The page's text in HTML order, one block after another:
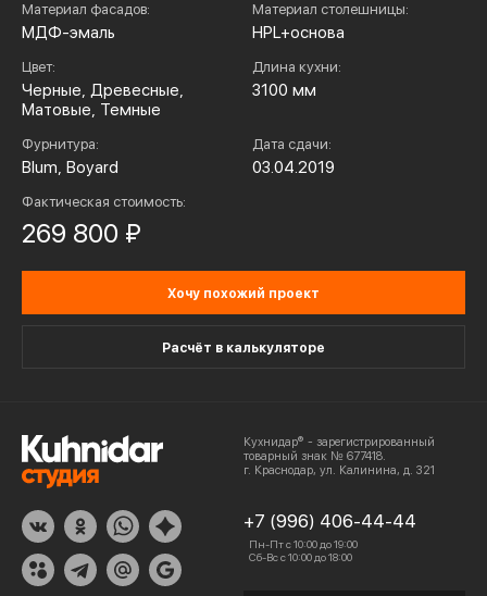
Материал фасадов:
МДФ-эмаль
Материал столешницы:
HPL+основа
Цвет:
Черные, Древесные,
Матовые, Темные
Длина кухни:
3100 мм
Фурнитура:
Blum, Boyard
Дата сдачи:
03.04.2019
Фактическая стоимость:
269 800 ₽
Хочу похожий проект
Расчёт в калькуляторе
Кухнидар® - зарегистрированный
товарный знак № 677418.
г. Краснодар, ул. Калинина, д. 321
+7 (996) 406-44-44
Пн-Пт с 10:00 до 19:00
Сб-Вс с 10:00 до 18:00